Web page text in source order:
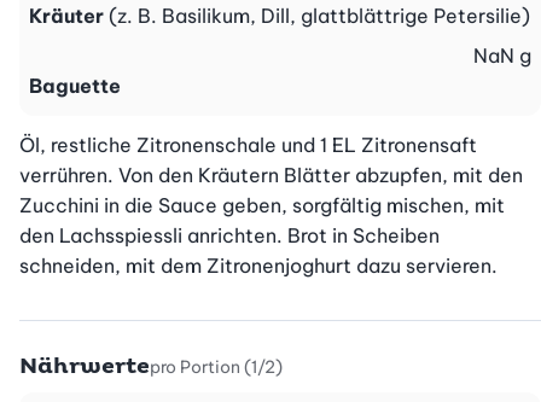
Kräuter (z. B. Basilikum, Dill, glattblättrige Petersilie)
Baguette
NaN g
Öl, restliche Zitronenschale und 1 EL Zitronensaft
verrühren. Von den Kräutern Blätter abzupfen, mit den
Zucchini in die Sauce geben, sorgfältig mischen, mit
den Lachsspiessli anrichten. Brot in Scheiben
schneiden, mit dem Zitronenjoghurt dazu servieren.
Nährwertepro Portion (1/2)